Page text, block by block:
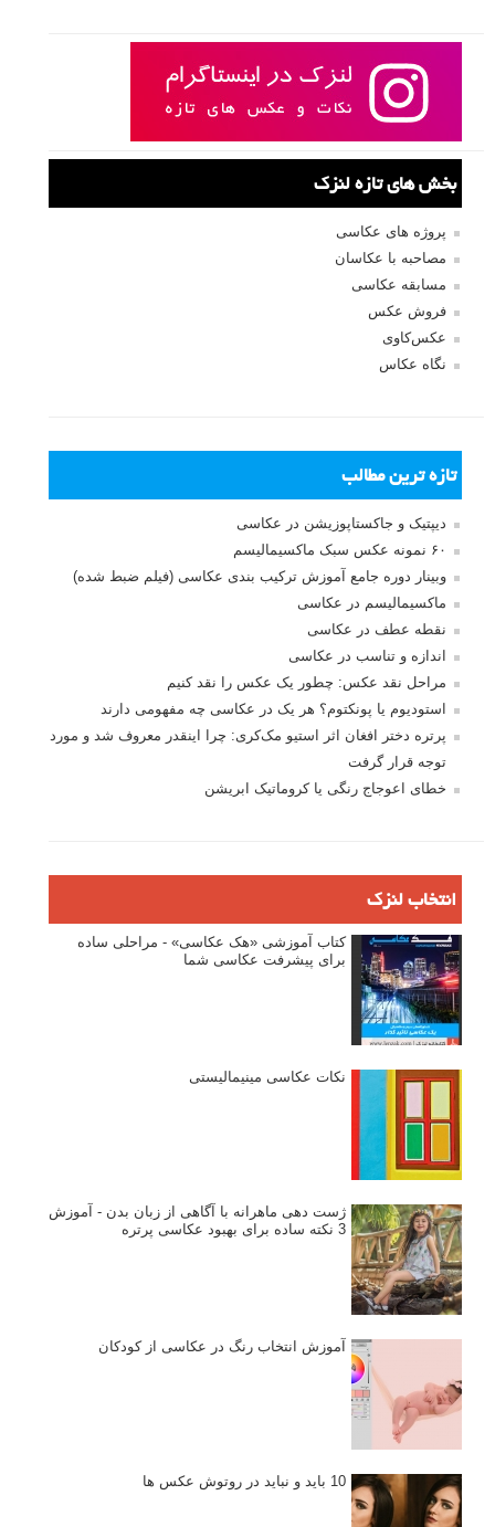
بخش های تازه لنزک
پروژه های عکاسی
مصاحبه با عکاسان
مسابقه عکاسی
فروش عکس
عکس‌کاوی
نگاه عکاس
تازه ترین مطالب
دیپتیک و جاکستا‌پوزیشن در عکاسی
۶۰ نمونه عکس سبک ماکسیمالیسم
وبینار دوره جامع آموزش ترکیب بندی عکاسی (فیلم ضبط شده)
ماکسیمالیسم در عکاسی
نقطه عطف در عکاسی
اندازه و تناسب در عکاسی
مراحل نقد عکس: چطور یک عکس را نقد کنیم
استودیوم یا پونکتوم؟ هر یک در عکاسی چه مفهومی دارند
پرتره دختر افغان اثر استیو مک‌کری: چرا اینقدر معروف شد و مورد
توجه قرار گرفت
خطای اعوجاج رنگی یا کروماتیک ابریشن
انتخاب لنزک
کتاب آموزشی «هک عکاسی» - مراحلی ساده
برای پیشرفت عکاسی شما
نکات عکاسی مینیمالیستی
ژست دهی ماهرانه با آگاهی از زبان بدن - آموزش
3 نکته ساده برای بهبود عکاسی پرتره
آموزش انتخاب رنگ در عکاسی از کودکان
10 باید و نباید در روتوش عکس ها